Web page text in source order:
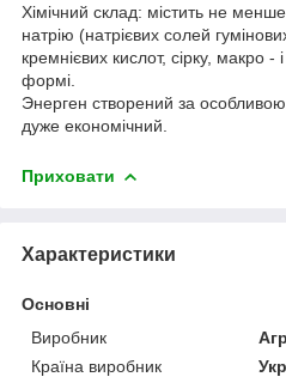
Хімічний склад: містить не
натрію (натрієвих солей
кремнієвих кислот, сірку, макро -
формі.
Энерген створений за
дуже економічний.
Приховати
Характеристики
Основні
Виробник
Країна виробник